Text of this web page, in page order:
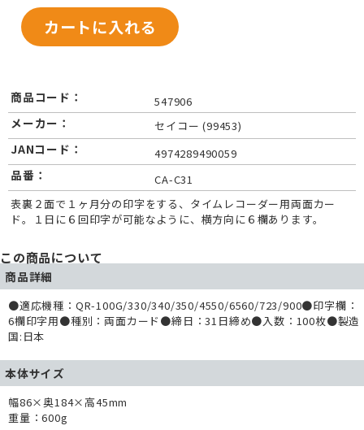
商品コード： 547906
メーカー： セイコー (99453)
JANコード： 4974289490059
品番：
CA-C31
表裏２面で１ヶ月分の印字をする、タイムレコーダー用両面カー
ド。１日に６回印字が可能なように、横方向に６欄あります。
この商品について
商品詳細
●適応機種：QR-100G/330/340/350/4550/6560/723/900●印字欄：
6欄印字用●種別：両面カード●締日：31日締め●入数：100枚●製造
国:日本
本体サイズ
幅86×奥184×高45mm
重量：600g